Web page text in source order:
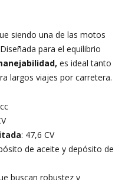
siendo una de las motos
para el equilibrio
es ideal tanto
largos viajes por carretera.
: 47,6 CV
de aceite y depósito de
buscan robustez y